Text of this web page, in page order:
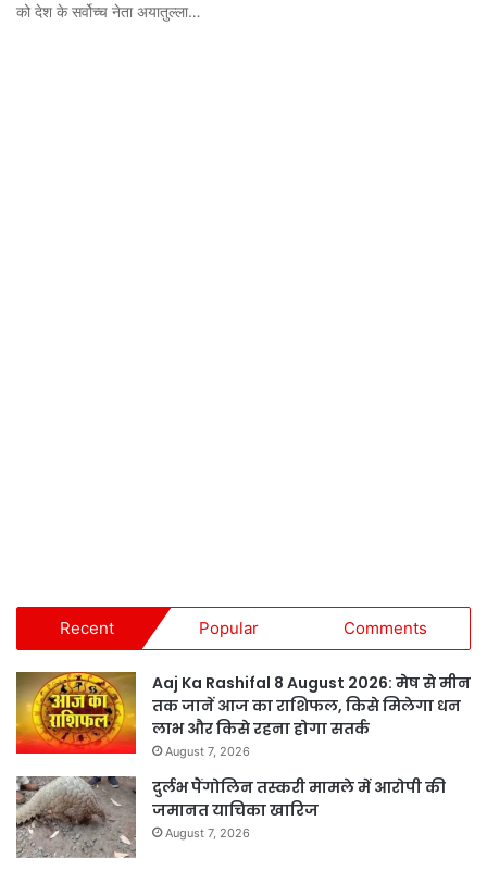
को देश के सर्वोच्च नेता अयातुल्ला…
Recent Popular Comments
Aaj Ka Rashifal 8 August 2026: मेष से मीन
तक जानें आज का राशिफल, किसे मिलेगा धन
लाभ और किसे रहना होगा सतर्क
August 7, 2026
दुर्लभ पैंगोलिन तस्करी मामले में आरोपी की
जमानत याचिका खारिज
August 7, 2026